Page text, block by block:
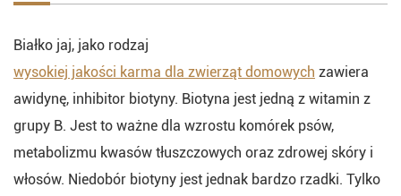
Białko jaj, jako rodzaj
wysokiej jakości karma dla zwierząt domowych zawiera
awidynę, inhibitor biotyny. Biotyna jest jedną z witamin z
grupy B. Jest to ważne dla wzrostu komórek psów,
metabolizmu kwasów tłuszczowych oraz zdrowej skóry i
włosów. Niedobór biotyny jest jednak bardzo rzadki. Tylko